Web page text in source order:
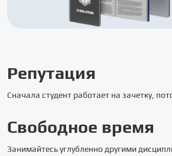
Репутация
Сначала студент работает на зачетку,
Свободное время
Занимайтесь углубленно другими